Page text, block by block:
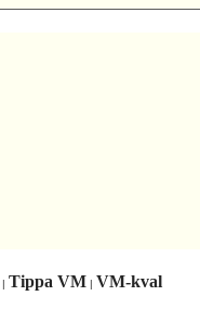
| Tippa VM | VM-kval